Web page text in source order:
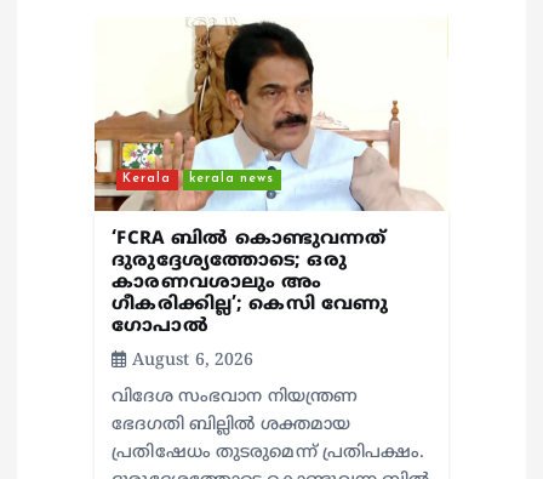
Kerala kerala news
‘FCRA ബിൽ കൊണ്ടുവന്നത്
ദുരുദ്ദേശ്യത്തോടെ; ഒരു
കാരണവശാലും അം​
ഗീകരിക്കില്ല’; കെസി വേണു​
ഗോപാൽ
August 6, 2026
വിദേശ സംഭവാന നിയന്ത്രണ
ഭേദഗതി ബില്ലിൽ ശക്തമായ
പ്രതിഷേധം തുടരുമെന്ന് പ്രതിപക്ഷം.